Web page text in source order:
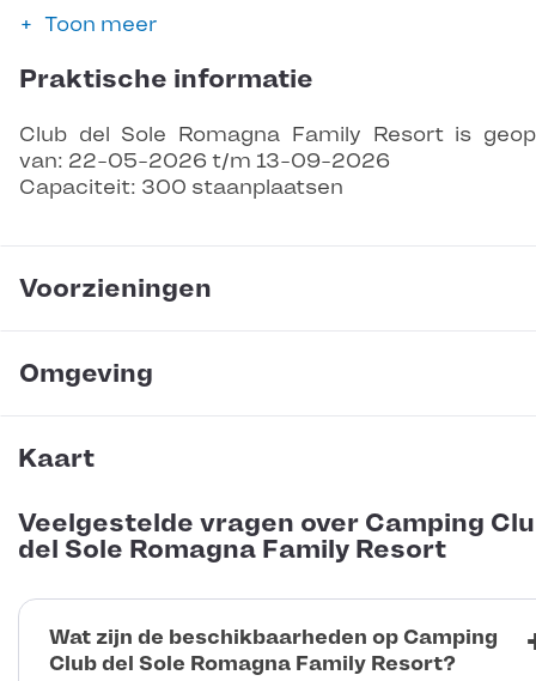
Toon meer
Praktische informatie
Club del Sole Romagna Family Resort is
van: 22-05-2026 t/m 13-09-2026
Capaciteit: 300 staanplaatsen
Voorzieningen
Omgeving
Kaart
Veelgestelde vragen over Camping
del Sole Romagna Family Resort
Wat zijn de beschikbaarheden op Camping
Club del Sole Romagna Family Resort?